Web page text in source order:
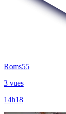
Roms55
3 vues
14h18